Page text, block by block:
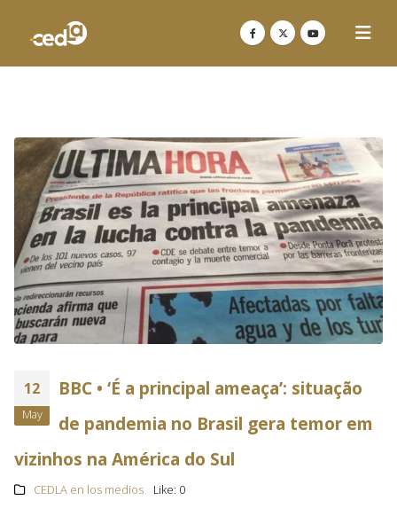
12
May
BBC • ‘É a principal ameaça’: situação
de pandemia no Brasil gera temor em
vizinhos na América do Sul
CEDLA en los medios Like: 0